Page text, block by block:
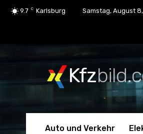
9.7 C Karlsburg Samstag, August
Kfz
Auto und Verkehr